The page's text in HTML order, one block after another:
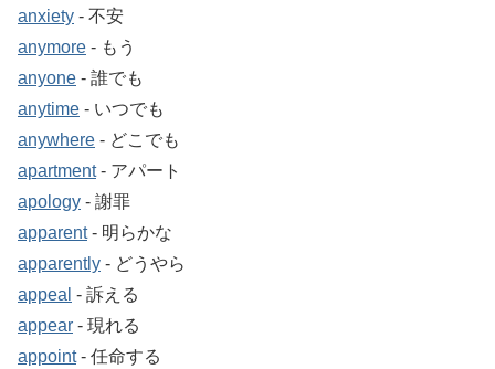
anxiety ‐ 不安
anymore ‐ もう
anyone ‐ 誰でも
anytime ‐ いつでも
anywhere ‐ どこでも
apartment‐ アパート
apology ‐ 謝罪
apparent‐ 明らかな
apparently ‐ どうやら
appeal ‐ 訴える
appear ‐ 現れる
appoint‐ 任命する